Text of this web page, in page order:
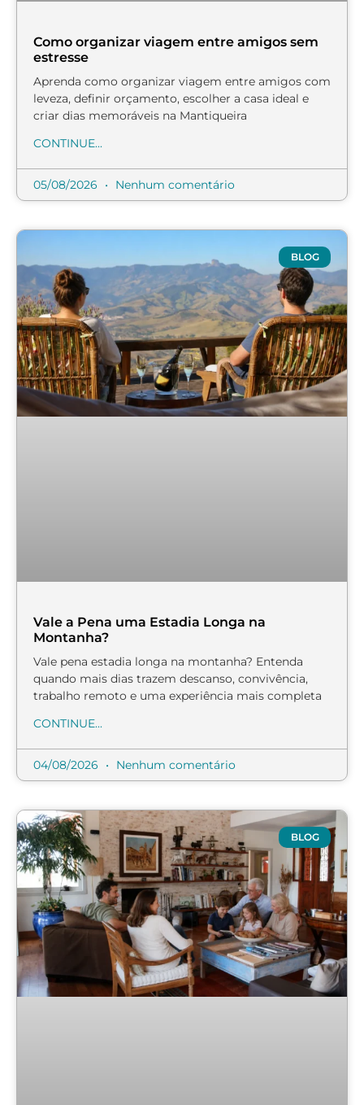
Como organizar viagem entre amigos sem
estresse
Aprenda como organizar viagem entre amigos com
leveza, definir orçamento, escolher a casa ideal e
criar dias memoráveis na Mantiqueira
CONTINUE...
05/08/2026 Nenhum comentário
BLOG
Vale a Pena uma Estadia Longa na
Montanha?
Vale pena estadia longa na montanha? Entenda
quando mais dias trazem descanso, convivência,
trabalho remoto e uma experiência mais completa
CONTINUE...
04/08/2026 Nenhum comentário
BLOG